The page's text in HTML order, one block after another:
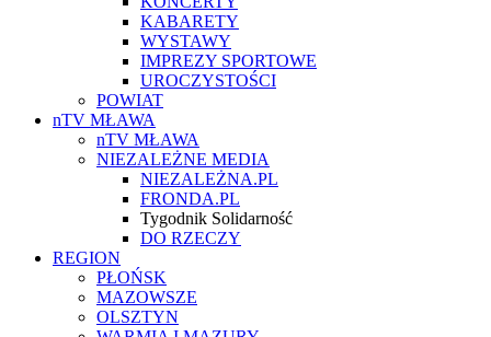
KABARETY
WYSTAWY
IMPREZY SPORTOWE
UROCZYSTOŚCI
POWIAT
nTV MŁAWA
nTV MŁAWA
NIEZALEŻNE MEDIA
NIEZALEŻNA.PL
FRONDA.PL
Tygodnik Solidarność
DO RZECZY
REGION
PŁOŃSK
MAZOWSZE
OLSZTYN